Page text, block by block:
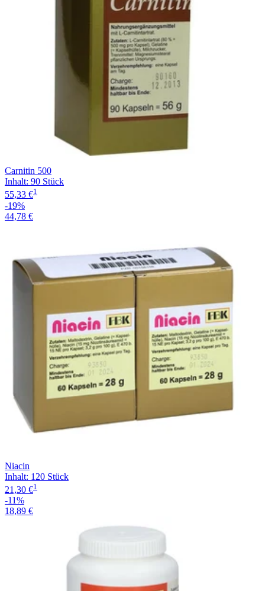
Carnitin 500
Inhalt: 90 Stück
55,33 €1
-19%
44,78 €
Niacin
Inhalt: 120 Stück
21,30 €1
-11%
18,89 €